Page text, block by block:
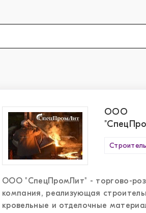
ООО
ООО "СпецПромЛит" - торгово-
компания, реализующая
кровельные и отделочные